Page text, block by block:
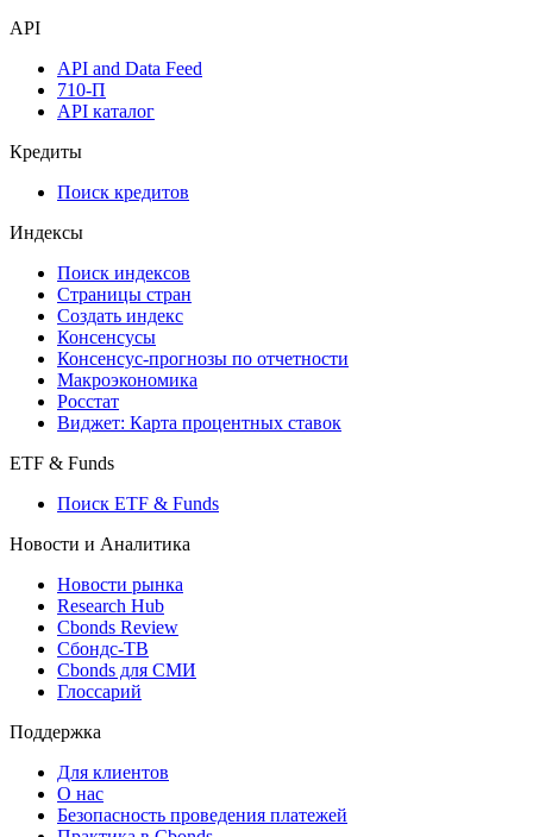
API
API and Data Feed
710-П
API каталог
Кредиты
Поиск кредитов
Индексы
Поиск индексов
Страницы стран
Создать индекс
Консенсусы
Консенсус-прогнозы по отчетности
Макроэкономика
Росстат
Виджет: Карта процентных ставок
ETF & Funds
Поиск ETF & Funds
Новости и Аналитика
Новости рынка
Research Hub
Cbonds Review
Сбондс-ТВ
Cbonds для СМИ
Глоссарий
Поддержка
Для клиентов
О нас
Безопасность проведения платежей